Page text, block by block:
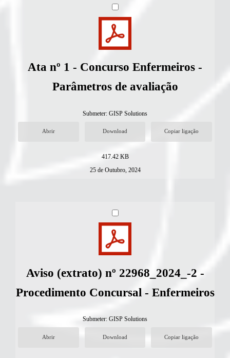
Ata nº 1 - Concurso Enfermeiros -
Parâmetros de avaliação
Submeter: GISP Solutions
Abrir Download Copiar ligação
417.42 KB
25 de Outubro, 2024
Aviso (extrato) nº 22968_2024_-2 -
Procedimento Concursal - Enfermeiros
Submeter: GISP Solutions
Abrir Download Copiar ligação